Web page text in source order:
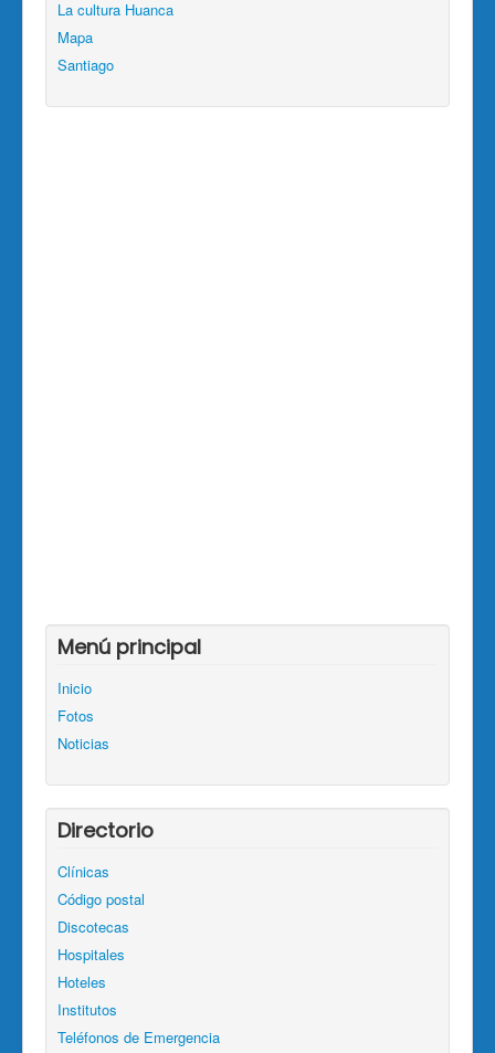
La cultura Huanca
Mapa
Santiago
Menú principal
Inicio
Fotos
Noticias
Directorio
Clínicas
Código postal
Discotecas
Hospitales
Hoteles
Institutos
Teléfonos de Emergencia